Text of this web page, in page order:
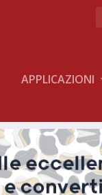
APPLICAZIONI